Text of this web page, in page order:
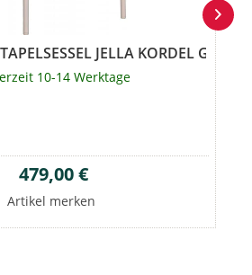
JELLA KORDEL
10-14 Werktage
Artikel merken
479,00 €